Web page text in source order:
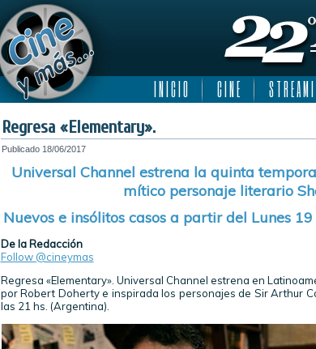
I N I C I O C I N E S T R E A M
Regresa «Elementary».
Publicado 18/06/2017
Universal Channel estrena la quinta
mítico personaje literario
Nuevos e insólitos casos a partir del Lunes
De la Redacción
Follow @cineymas
Regresa «Elementary». Universal Channel estrena en
por Robert Doherty e inspirada los personajes de Sir Arthur
las 21 hs. (Argentina).